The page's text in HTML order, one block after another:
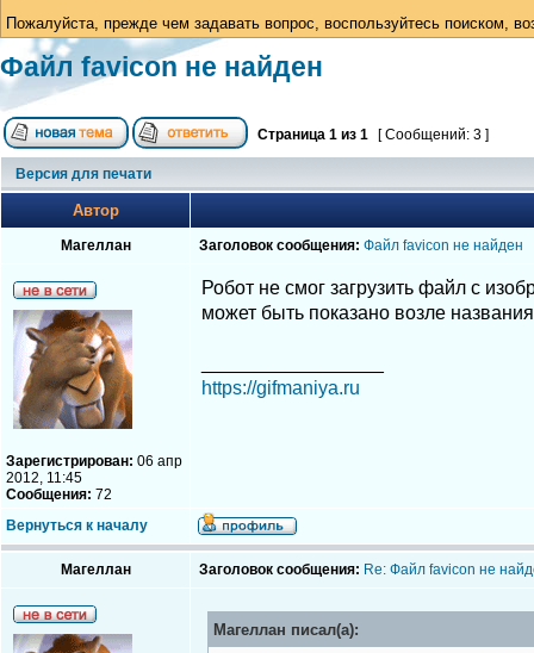
Пожалуйста, прежде чем задавать вопрос, воспользуйтесь поиском,
Файл favicon не найден
Страница 1 из 1 [ Сообщений: 3 ]
Версия для печати
Автор
Магеллан Заголовок сообщения: Файл favicon не найден
Зарегистрирован: 06 апр
2012, 11:45
Сообщения: 72
Робот не смог загрузить файл с
может быть показано возле
https://gifmaniya.ru
Вернуться к началу
Магеллан Заголовок сообщения: Re: Файл favicon не
Магеллан писал(а):